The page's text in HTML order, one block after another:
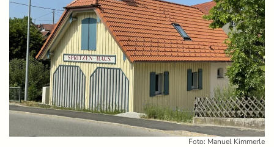
Foto: Manuel Kimmerle